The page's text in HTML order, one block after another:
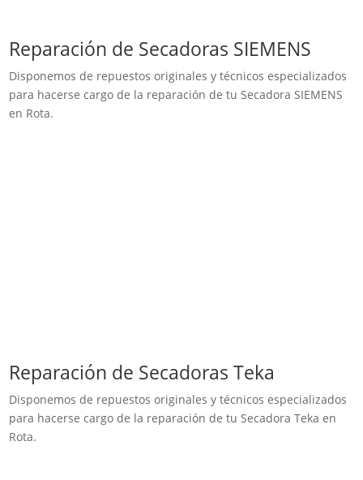
Reparación de Secadoras SIEMENS
Disponemos de repuestos originales y técnicos especializados
para hacerse cargo de la reparación de tu Secadora SIEMENS
en Rota.
Reparación de Secadoras Teka
Disponemos de repuestos originales y técnicos especializados
para hacerse cargo de la reparación de tu Secadora Teka en
Rota.